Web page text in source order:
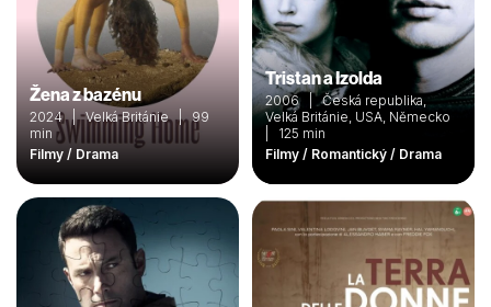
Žena z bazénu
2024 | Velká Británie | 99
min
Filmy / Drama
Tristan a Izolda
2006 | Česká republika,
Velká Británie, USA, Německo
| 125 min
Filmy / Romantický / Drama